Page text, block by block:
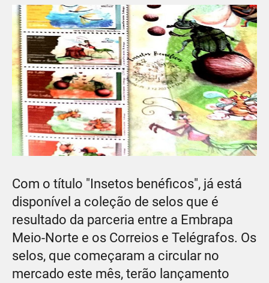
Com o título "Insetos benéficos", já está
disponível a coleção de selos que é
resultado da parceria entre a Embrapa
Meio-Norte e os Correios e Telégrafos. Os
selos, que começaram a circular no
mercado este mês, terão lançamento